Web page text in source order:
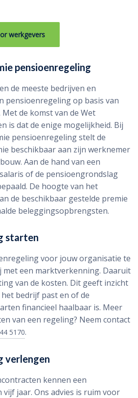
werkgevers
pensioenregeling
de meeste bedrijven en
pensioenregeling op basis van
de komst van de Wet
is dat de enige mogelijkheid. Bij
pensioenregeling stelt de
beschikbaar aan zijn werknemer
Aan de hand van een
of de pensioengrondslag
De hoogte van het
de beschikbaar gestelde premie
beleggingsopbrengsten.
starten
voor jouw organisatie te
met een marktverkenning. Daaruit
van de kosten. Dit geeft inzicht
bedrijf past en of de
financieel haalbaar is. Meer
van een regeling? Neem contact
5170.
verlengen
kennen een
jaar. Ons advies is ruim voor